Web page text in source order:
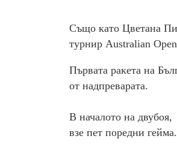
Също като Цветана
турнир Australian
Първата ракета на
от надпреварата.
В началото на
взе пет поредни гейма.